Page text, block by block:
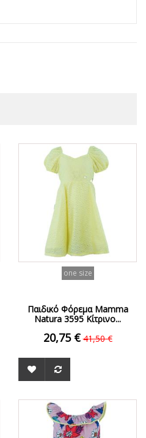
ΟFFER
one size
Παιδικό Φόρεμα Mamma
Natura 3595 Κίτρινο...
20,75 € 41,50 €
ΟFFER